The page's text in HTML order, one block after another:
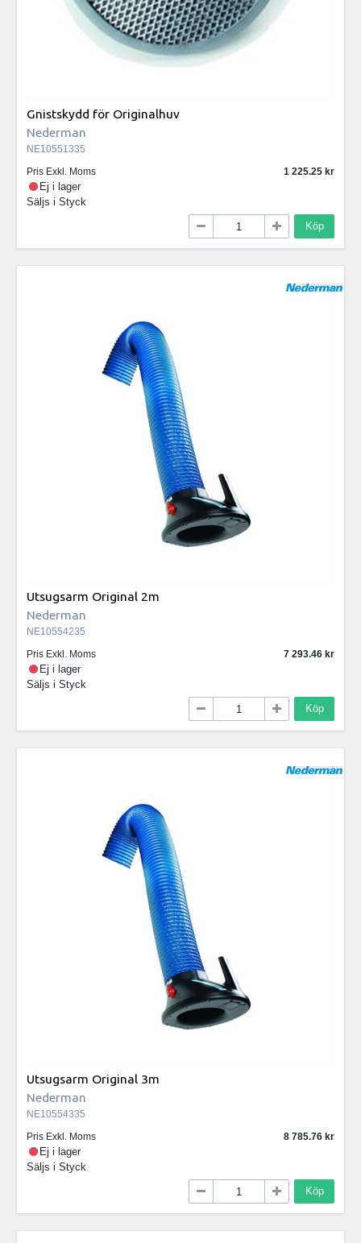
Gnistskydd för Originalhuv
Nederman
NE10551335
Pris Exkl. Moms
1 225.25
Ej i lager
Säljs i Styck
Köp
Utsugsarm Original 2m
Nederman
NE10554235
Pris Exkl. Moms
7 293.46
Ej i lager
Säljs i Styck
Köp
Utsugsarm Original 3m
Nederman
NE10554335
Pris Exkl. Moms
8 785.76
Ej i lager
Säljs i Styck
Köp